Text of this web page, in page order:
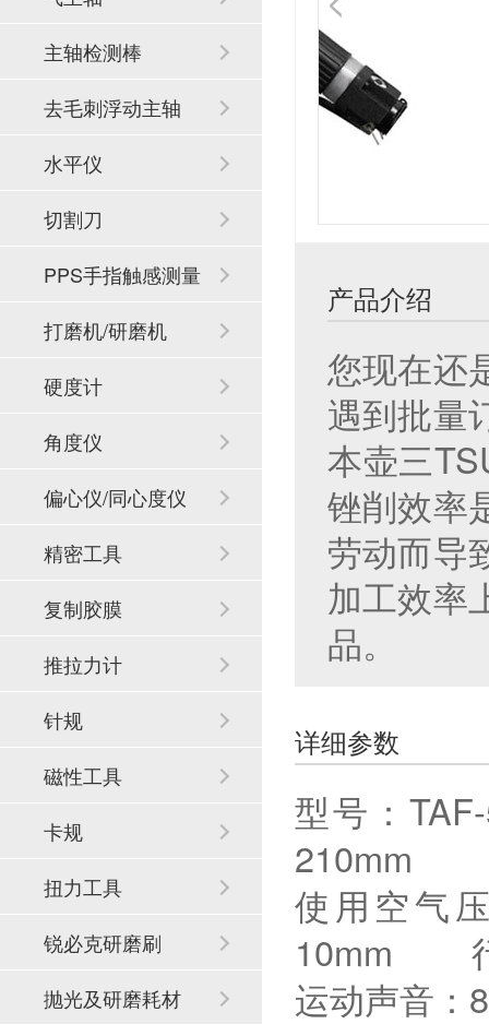
产品介绍
您现在还
遇到批量
本壶三
锉削效率
劳动而导
加工效率
品。
详细参数
型号：
210mm
使用空
10mm 行
运动声音
主轴检测棒
去毛刺浮动主轴
水平仪
切割刀
PPS手指触感测量
系统
打磨机/研磨机
硬度计
角度仪
偏心仪/同心度仪
精密工具
复制胶膜
推拉力计
针规
磁性工具
卡规
扭力工具
锐必克研磨刷
抛光及研磨耗材